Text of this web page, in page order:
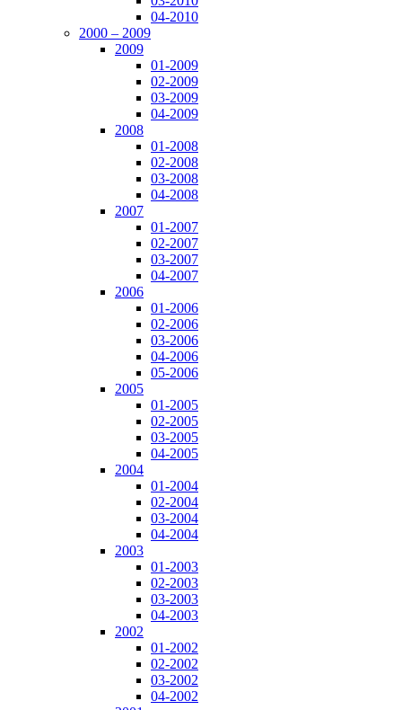
04-2010
2000 – 2009
2009
01-2009
02-2009
03-2009
04-2009
2008
01-2008
02-2008
03-2008
04-2008
2007
01-2007
02-2007
03-2007
04-2007
2006
01-2006
02-2006
03-2006
04-2006
05-2006
2005
01-2005
02-2005
03-2005
04-2005
2004
01-2004
02-2004
03-2004
04-2004
2003
01-2003
02-2003
03-2003
04-2003
2002
01-2002
02-2002
03-2002
04-2002